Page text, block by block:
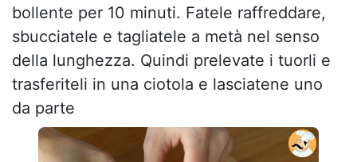
bollente per 10 minuti. Fatele raffreddare,
sbucciatele e tagliatele a metà nel senso
della lunghezza. Quindi prelevate i tuorli e
trasferiteli in una ciotola e lasciatene uno
da parte